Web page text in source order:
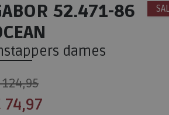
52.471-86
dames
74,97